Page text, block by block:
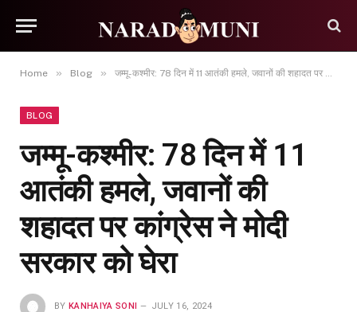
Home » Blog » जम्मू-कश्मीर: 78 दिन में 11 आतंकी हमले, जवानों की शहादत पर कांग्रेस ने मोदी सरकार को घेरा
BLOG
जम्मू-कश्मीर: 78 दिन में 11
आतंकी हमले, जवानों की
शहादत पर कांग्रेस ने मोदी
सरकार को घेरा
BY KANHAIYA SONI JULY 16, 2024